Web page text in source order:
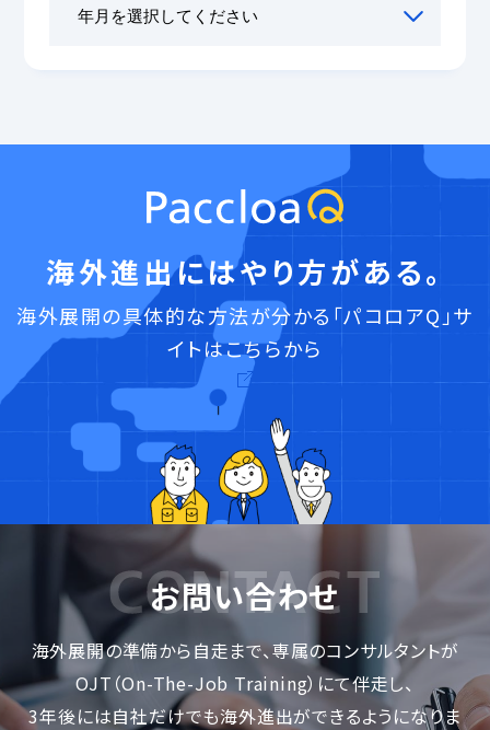
海外進出にはやり方がある。
海外展開の具体的な方法が分かる「パコロアQ」サ
イトはこちらから
お問い合わせ
海外展開の準備から自走まで、専属のコンサルタントが
OJT（On-The-Job Training）にて伴走し、
3年後には自社だけでも海外進出ができるようになりま